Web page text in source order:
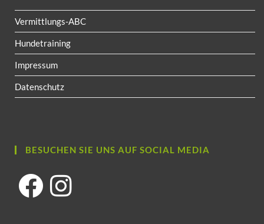
Vermittlungs-ABC
Hundetraining
Impressum
Datenschutz
BESUCHEN SIE UNS AUF SOCIAL MEDIA